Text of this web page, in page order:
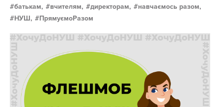
батькам, вчителям, директорам,
навчаємось разом,
НУШ,
ПрямуємоРазом